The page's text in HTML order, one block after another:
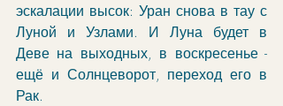
эскалации высок: Уран снова в тау с
Луной и Узлами. И Луна будет в
Деве на выходных, в воскресенье -
ещё и Солнцеворот, переход его в
Рак.